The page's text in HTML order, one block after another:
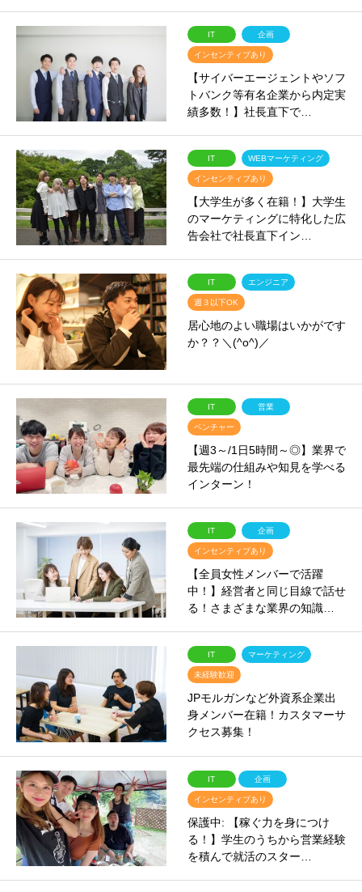
IT 企画
インセンティブあり
【サイバーエージェントやソフ
トバンク等有名企業から内定実
績多数！】社長直下で…
IT WEBマーケティング
インセンティブあり
【大学生が多く在籍！】大学生
のマーケティングに特化した広
告会社で社長直下イン…
IT エンジニア
週３以下OK
居心地のよい職場はいかがです
か？？＼(^o^)／
IT 営業
ベンチャー
【週3～/1日5時間～◎】業界で
最先端の仕組みや知見を学べる
インターン！
IT 企画
インセンティブあり
【全員女性メンバーで活躍
中！】経営者と同じ目線で話せ
る！さまざまな業界の知識…
IT マーケティング
未経験歓迎
JPモルガンなど外資系企業出
身メンバー在籍！カスタマーサ
クセス募集！
IT 企画
インセンティブあり
保護中: 【稼ぐ力を身につけ
る！】学生のうちから営業経験
を積んで就活のスター…